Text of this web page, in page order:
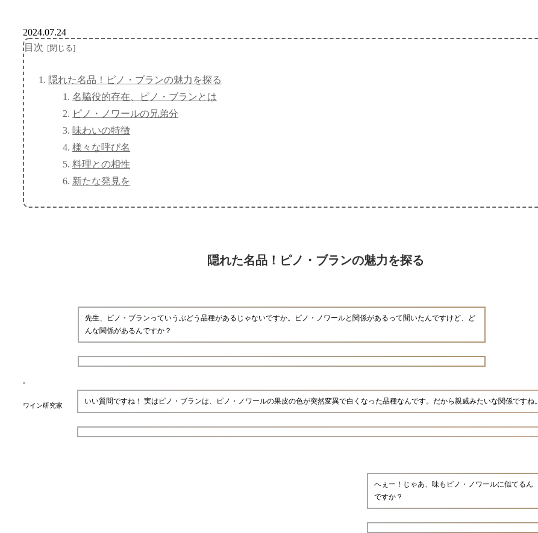
2024.07.24
目次
隠れた名品！ピノ・ブランの魅力を探る
名脇役的存在、ピノ・ブランとは
ピノ・ノワールの兄弟分
味わいの特徴
様々な呼び名
料理との相性
新たな発見を
隠れた名品！ピノ・ブランの魅力を探る
先生、ピノ・ブランっていうぶどう品種があるじゃないですか。ピノ・ノワールと関係があるって聞いたんですけど、ど
んな関係があるんですか？
ワイン研究家 いい質問ですね！ 実はピノ・ブランは、ピノ・ノワールの果皮の色が突然変異で白くなった品種なんです。だから親戚みたいな関係ですね。
へぇー！じゃあ、味もピノ・ノワールに似てるん
ですか？